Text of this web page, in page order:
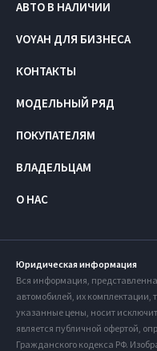
АВТО В НАЛИЧИИ
VOYAH ДЛЯ БИЗНЕСА
КОНТАКТЫ
МОДЕЛЬНЫЙ РЯД
ПОКУПАТЕЛЯМ
ВЛАДЕЛЬЦАМ
О НАС
Юридическая информация
Вся информация,
автомобилей, их комплектации,
указанные цены, носит
является публичной офертой,
Гражданского кодекса РФ.